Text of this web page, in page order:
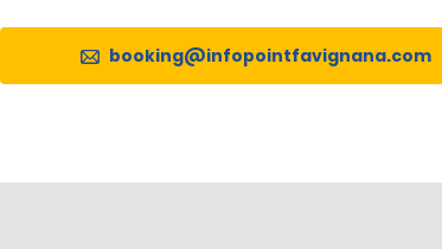
booking@infopointfavignana.com